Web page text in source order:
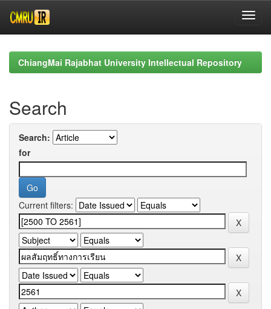
navigationChiangMai Rajabhat University Intellectual Repository
Search
Search:
for
Current filters: